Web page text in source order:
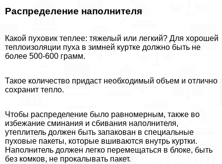
Распределение наполнителя
Какой пуховик теплее: тяжелый или легкий? Для хорошей
теплоизоляции пуха в зимней куртке должно быть не
более 500-600 грамм.
Такое количество придаст необходимый объем и отлично
сохранит тепло.
Чтобы распределение было равномерным, также во
избежание сминания и сбивания наполнителя,
утеплитель должен быть запакован в специальные
пуховые пакеты, которые вшиваются внутрь куртки.
Наполнитель должен легко перемещаться в блоке, быть
без комков, не прокалывать пакет.